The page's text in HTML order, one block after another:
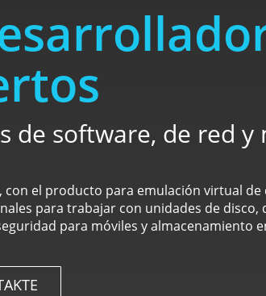
de software, de red y
el producto para emulación virtual de
para trabajar con unidades de disco,
para móviles y almacenamiento